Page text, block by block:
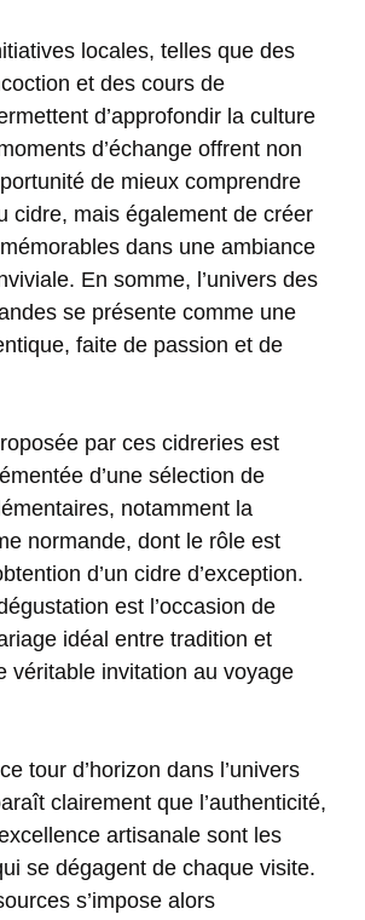
locales, telles que des
et des cours de
d’approfondir la culture
d’échange offrent non
de mieux comprendre
cidre, mais également de créer
dans une ambiance
En somme, l’univers des
se présente comme une
faite de passion et de
par ces cidreries est
d’une sélection de
notamment la
normande, dont le rôle est
d’un cidre d’exception.
est l’occasion de
idéal entre tradition et
véritable invitation au voyage
tour d’horizon dans l’univers
clairement que l’authenticité,
artisanale sont les
se dégagent de chaque visite.
s’impose alors